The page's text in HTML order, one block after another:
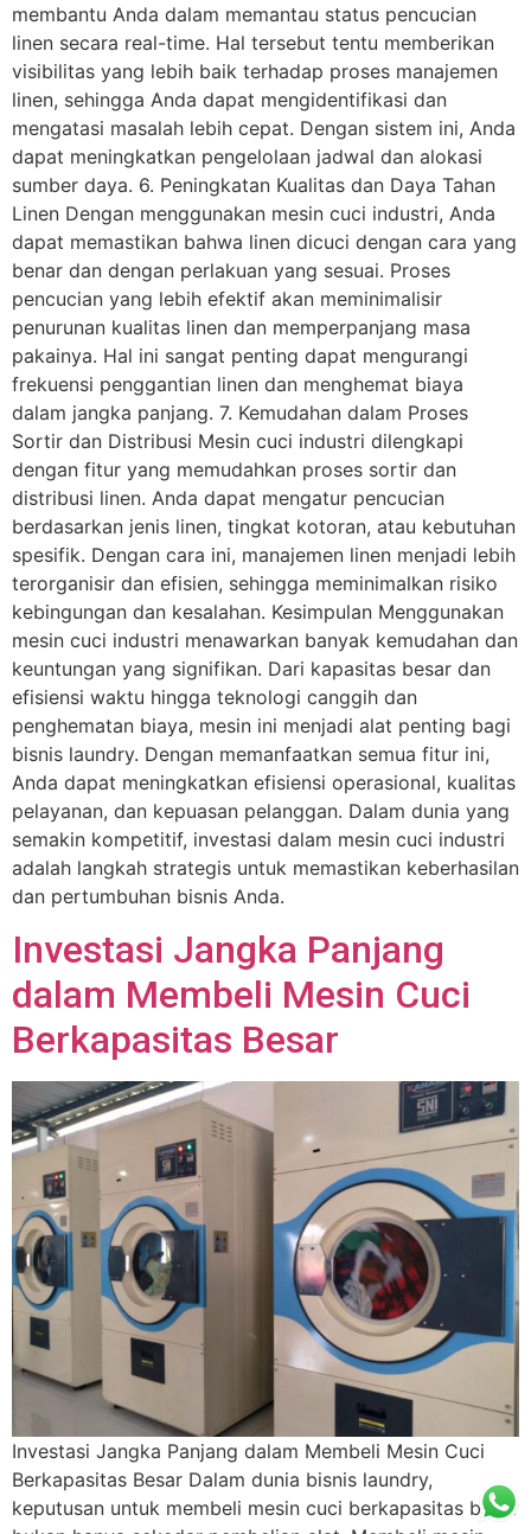
membantu Anda dalam memantau status pencucian
linen secara real-time. Hal tersebut tentu memberikan
visibilitas yang lebih baik terhadap proses manajemen
linen, sehingga Anda dapat mengidentifikasi dan
mengatasi masalah lebih cepat. Dengan sistem ini, Anda
dapat meningkatkan pengelolaan jadwal dan alokasi
sumber daya. 6. Peningkatan Kualitas dan Daya Tahan
Linen Dengan menggunakan mesin cuci industri, Anda
dapat memastikan bahwa linen dicuci dengan cara yang
benar dan dengan perlakuan yang sesuai. Proses
pencucian yang lebih efektif akan meminimalisir
penurunan kualitas linen dan memperpanjang masa
pakainya. Hal ini sangat penting dapat mengurangi
frekuensi penggantian linen dan menghemat biaya
dalam jangka panjang. 7. Kemudahan dalam Proses
Sortir dan Distribusi Mesin cuci industri dilengkapi
dengan fitur yang memudahkan proses sortir dan
distribusi linen. Anda dapat mengatur pencucian
berdasarkan jenis linen, tingkat kotoran, atau kebutuhan
spesifik. Dengan cara ini, manajemen linen menjadi lebih
terorganisir dan efisien, sehingga meminimalkan risiko
kebingungan dan kesalahan. Kesimpulan Menggunakan
mesin cuci industri menawarkan banyak kemudahan dan
keuntungan yang signifikan. Dari kapasitas besar dan
efisiensi waktu hingga teknologi canggih dan
penghematan biaya, mesin ini menjadi alat penting bagi
bisnis laundry. Dengan memanfaatkan semua fitur ini,
Anda dapat meningkatkan efisiensi operasional, kualitas
pelayanan, dan kepuasan pelanggan. Dalam dunia yang
semakin kompetitif, investasi dalam mesin cuci industri
adalah langkah strategis untuk memastikan keberhasilan
dan pertumbuhan bisnis Anda.
Investasi Jangka Panjang
dalam Membeli Mesin Cuci
Berkapasitas Besar
Investasi Jangka Panjang dalam Membeli Mesin Cuci
Berkapasitas Besar Dalam dunia bisnis laundry,
keputusan untuk membeli mesin cuci berkapasitas besar